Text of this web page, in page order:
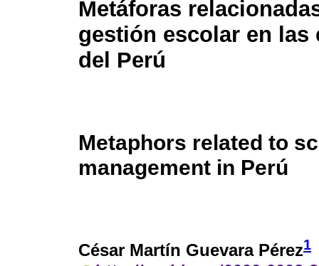
Metáforas
gestión escolar en las
del Perú
Metaphors related to
management in Perú
César Martín Guevara Pérez1